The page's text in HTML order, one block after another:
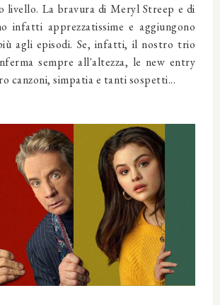
livello. La bravura di Meryl Streep e di
infatti apprezzatissime e aggiungono
agli episodi. Se, infatti, il nostro trio
sempre all'altezza, le new entry
canzoni, simpatia e tanti sospetti...